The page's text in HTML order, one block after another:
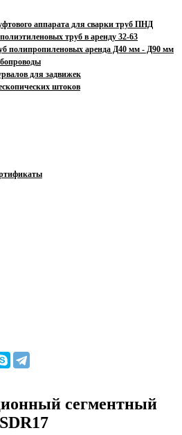
аппарата для сварки труб ПНД
труб в аренду 32-63
полипропиленовых аренда Д40 мм - Д90 мм
для задвижек
штоков
сегментный